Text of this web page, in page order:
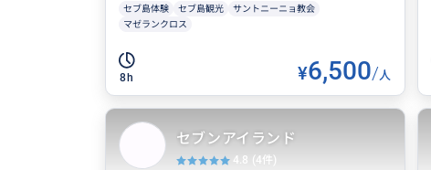
セブ島体験 セブ島観光
サントニーニョ教会
マゼランクロス
8h ¥6,500/人
セブンアイランド
4.8 (4件)